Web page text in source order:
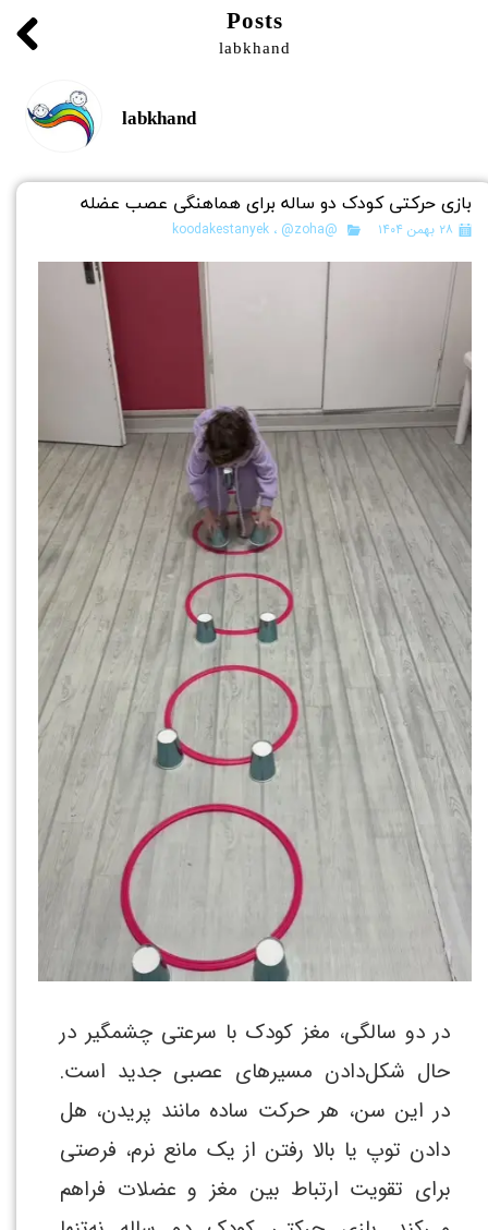
Posts
labkhand
labkhand
بازی حرکتی کودک دو ساله برای هماهنگی عصب عضله
۲۸ بهمن ۱۴۰۴ @koodakestanyek ، @zoha
در دو سالگی، مغز کودک با سرعتی چشمگیر در
حال شکل‌دادن مسیرهای عصبی جدید است.
در این سن، هر حرکت ساده مانند پریدن، هل
دادن توپ یا بالا رفتن از یک مانع نرم، فرصتی
برای تقویت ارتباط بین مغز و عضلات فراهم